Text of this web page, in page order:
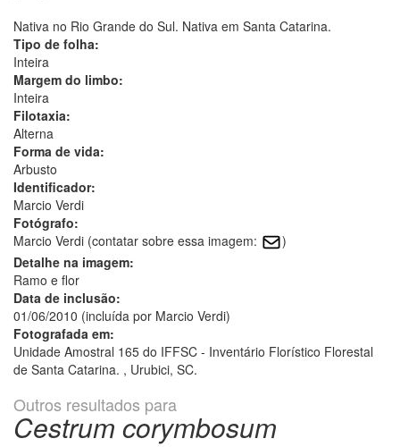
Nativa no Rio Grande do Sul. Nativa em Santa Catarina.
Tipo de folha:
Inteira
Margem do limbo:
Inteira
Filotaxia:
Alterna
Forma de vida:
Arbusto
Identificador:
Marcio Verdi
Fotógrafo:
Marcio Verdi (contatar sobre essa imagem:
)
Detalhe na imagem:
Ramo e flor
Data de inclusão:
01/06/2010 (incluída por Marcio Verdi)
Fotografada em:
Unidade Amostral 165 do IFFSC - Inventário Florístico Florestal
de Santa Catarina. , Urubici, SC.
Outros resultados para
Cestrum corymbosum